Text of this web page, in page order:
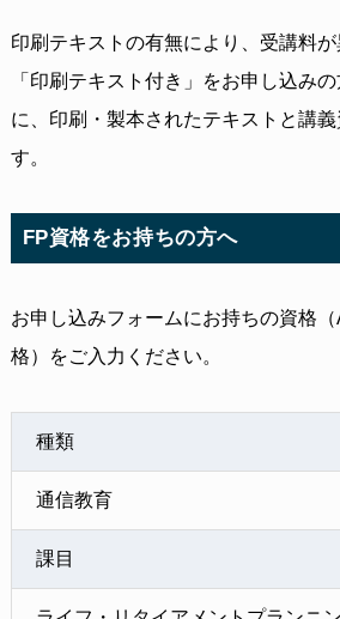
印刷テキストの有無により、受講料が
「印刷テキスト付き」をお申し込み
に、印刷・製本されたテキストと講
す。
FP資格をお持ちの方へ
お申し込みフォームにお持ちの資格
格）をご入力ください。
種類
通信教育
課目